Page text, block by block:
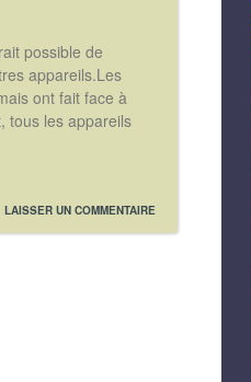
possible de
appareils.Les
ont fait face à
tous les appareils
LAISSER UN COMMENTAIRE